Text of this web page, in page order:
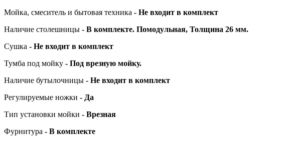
Мойка, смеситель и бытовая техника - Не входит в комплект
Наличие столешницы - В комплекте. Помодульная, Толщина 26 мм.
Сушка - Не входит в комплект
Тумба под мойку - Под врезную мойку.
Наличие бутылочницы - Не входит в комплект
Регулируемые ножки - Да
Тип установки мойки - Врезная
Фурнитура - В комплекте